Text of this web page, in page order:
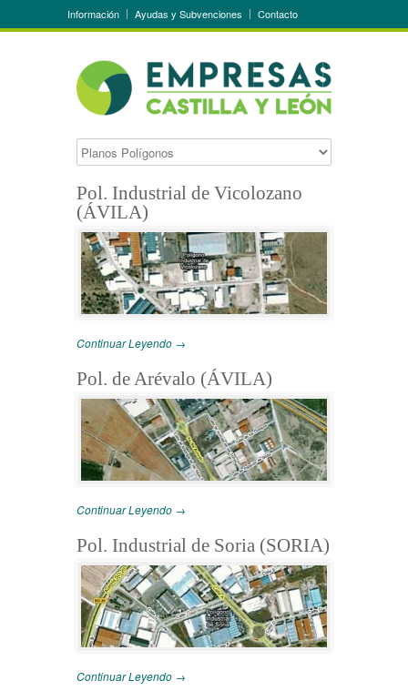
Información Ayudas y Subvenciones Contacto
Pol. Industrial de Vicolozano
(ÁVILA)
Continuar Leyendo →
Pol. de Arévalo (ÁVILA)
Continuar Leyendo →
Pol. Industrial de Soria (SORIA)
Continuar Leyendo →